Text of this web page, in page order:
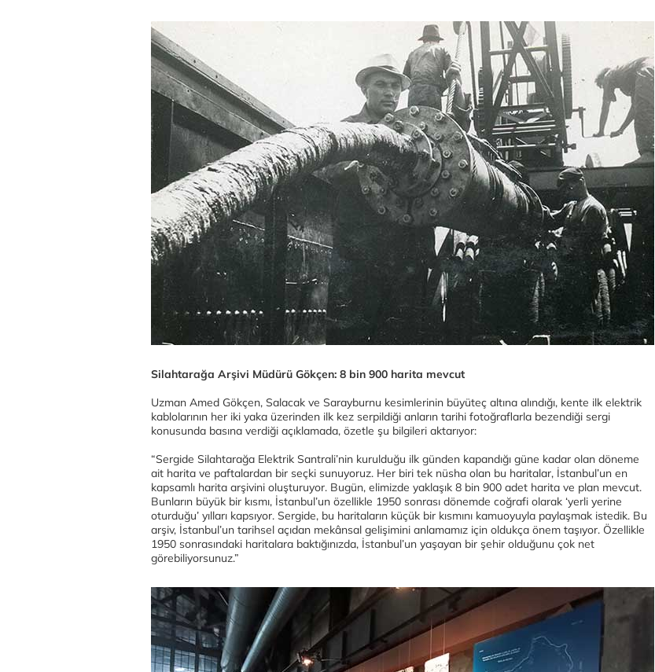
Silahtarağa Arşivi Müdürü Gökçen: 8 bin 900 harita mevcut
Uzman Amed Gökçen, Salacak ve Sarayburnu kesimlerinin büyüteç altına alındığı, kente ilk elektrik
kablolarının her iki yaka üzerinden ilk kez serpildiği anların tarihi fotoğraflarla bezendiği sergi
konusunda basına verdiği açıklamada, özetle şu bilgileri aktarıyor:
“Sergide Silahtarağa Elektrik Santrali’nin kurulduğu ilk günden kapandığı güne kadar olan döneme
ait harita ve paftalardan bir seçki sunuyoruz. Her biri tek nüsha olan bu haritalar, İstanbul’un en
kapsamlı harita arşivini oluşturuyor. Bugün, elimizde yaklaşık 8 bin 900 adet harita ve plan mevcut.
Bunların büyük bir kısmı, İstanbul’un özellikle 1950 sonrası dönemde coğrafi olarak ‘yerli yerine
oturduğu’ yılları kapsıyor. Sergide, bu haritaların küçük bir kısmını kamuoyuyla paylaşmak istedik. Bu
arşiv, İstanbul’un tarihsel açıdan mekânsal gelişimini anlamamız için oldukça önem taşıyor. Özellikle
1950 sonrasındaki haritalara baktığınızda, İstanbul’un yaşayan bir şehir olduğunu çok net
görebiliyorsunuz.”